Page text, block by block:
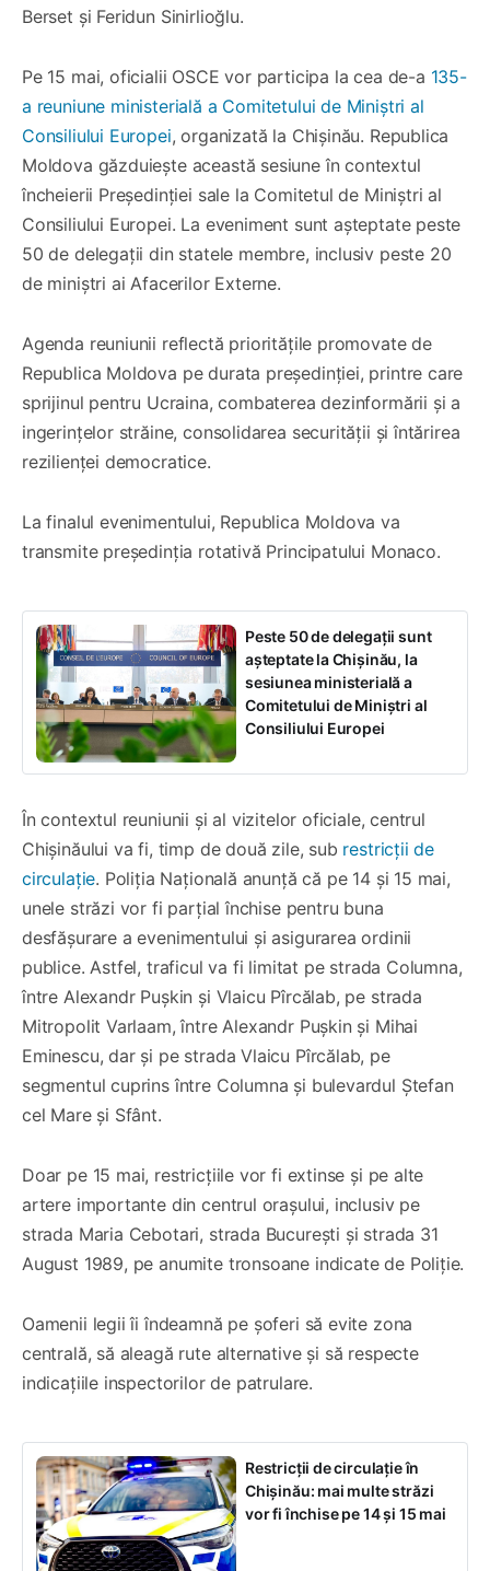
Berset și Feridun Sinirlioğlu.
Pe 15 mai, oficialii OSCE vor participa la cea de-a 135-
a reuniune ministerială a Comitetului de Miniștri al
Consiliului Europei, organizată la Chișinău. Republica
Moldova găzduiește această sesiune în contextul
încheierii Președinției sale la Comitetul de Miniștri al
Consiliului Europei. La eveniment sunt așteptate peste
50 de delegații din statele membre, inclusiv peste 20
de miniștri ai Afacerilor Externe.
Agenda reuniunii reflectă prioritățile promovate de
Republica Moldova pe durata președinției, printre care
sprijinul pentru Ucraina, combaterea dezinformării și a
ingerințelor străine, consolidarea securității și întărirea
rezilienței democratice.
La finalul evenimentului, Republica Moldova va
transmite președinția rotativă Principatului Monaco.
Peste 50 de delegații sunt
așteptate la Chișinău, la
sesiunea ministerială a
Comitetului de Miniștri al
Consiliului Europei
În contextul reuniunii și al vizitelor oficiale, centrul
Chișinăului va fi, timp de două zile, sub restricții de
circulație. Poliția Națională anunță că pe 14 și 15 mai,
unele străzi vor fi parțial închise pentru buna
desfășurare a evenimentului și asigurarea ordinii
publice. Astfel, traficul va fi limitat pe strada Columna,
între Alexandr Pușkin și Vlaicu Pîrcălab, pe strada
Mitropolit Varlaam, între Alexandr Pușkin și Mihai
Eminescu, dar și pe strada Vlaicu Pîrcălab, pe
segmentul cuprins între Columna și bulevardul Ștefan
cel Mare și Sfânt.
Doar pe 15 mai, restricțiile vor fi extinse și pe alte
artere importante din centrul orașului, inclusiv pe
strada Maria Cebotari, strada București și strada 31
August 1989, pe anumite tronsoane indicate de Poliție.
Oamenii legii îi îndeamnă pe șoferi să evite zona
centrală, să aleagă rute alternative și să respecte
indicațiile inspectorilor de patrulare.
Restricții de circulație în
Chișinău: mai multe străzi
vor fi închise pe 14 și 15 mai